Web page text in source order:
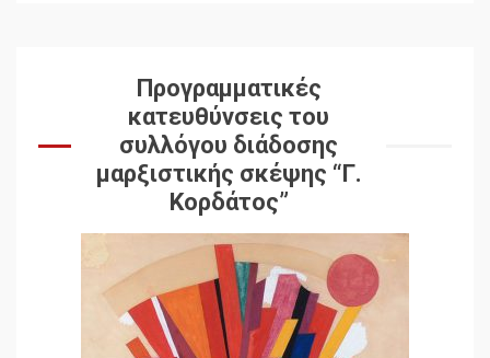
Προγραμματικές
κατευθύνσεις του
συλλόγου διάδοσης
μαρξιστικής σκέψης “Γ.
Κορδάτος”